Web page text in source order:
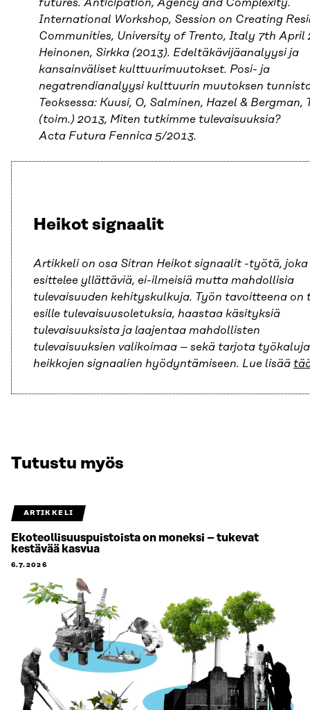
futures. Anticipation, Agency and Complexity.
International Workshop, Session on Creating
Communities, University of Trento, Italy 7th April
Heinonen, Sirkka (2013). Edeltäkävijäanalyysi ja
kansainväliset kulttuurimuutokset. Posi- ja
negatrendianalyysi kulttuurin muutoksen
Teoksessa: Kuusi, O, Salminen, Hazel & Bergman,
(toim.) 2013, Miten tutkimme tulevaisuuksia?
Acta Futura Fennica 5/2013.
Heikot signaalit
Artikkeli on osa Sitran Heikot signaalit -työtä, joka
esittelee yllättäviä, ei-ilmeisiä mutta mahdollisia
tulevaisuuden kehityskulkuja. Työn tavoitteena on
esille tulevaisuusoletuksia, haastaa käsityksiä
tulevaisuuksista ja laajentaa mahdollisten
tulevaisuuksien valikoimaa – sekä tarjota työkaluja
heikkojen signaalien hyödyntämiseen. Lue lisää
Tutustu myös
ARTIKKELI
Ekoteollisuuspuistoista on moneksi – tukevat
kestävää kasvua
6.7.2026